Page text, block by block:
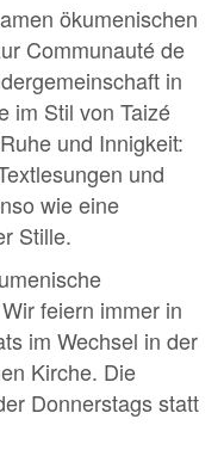
ökumenischen
Communauté de
in
im Stil von Taizé
und Innigkeit:
und
wie eine
Stille.
feiern immer in
im Wechsel in der
Kirche. Die
Donnerstags statt